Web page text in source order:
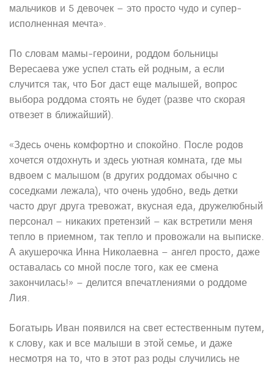
мальчиков и 5 девочек – это просто чудо и супер-
исполненная мечта».
По словам мамы-героини, роддом больницы
Вересаева уже успел стать ей родным, а если
случится так, что Бог даст еще малышей, вопрос
выбора роддома стоять не будет (разве что скорая
отвезет в ближайший).
«Здесь очень комфортно и спокойно. После родов
хочется отдохнуть и здесь уютная комната, где мы
вдвоем с малышом (в других роддомах обычно с
соседками лежала), что очень удобно, ведь детки
часто друг друга тревожат, вкусная еда, дружелюбный
персонал – никаких претензий – как встретили меня
тепло в приемном, так тепло и провожали на выписке.
А акушерочка Инна Николаевна – ангел просто, даже
оставалась со мной после того, как ее смена
закончилась!» – делится впечатлениями о роддоме
Лия.
Богатырь Иван появился на свет естественным путем,
к слову, как и все малыши в этой семье, и даже
несмотря на то, что в этот раз роды случились не